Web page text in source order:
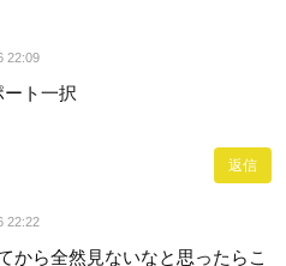
22:09
ト一択
返信
22:22
から全然見ないなと思ったらこ